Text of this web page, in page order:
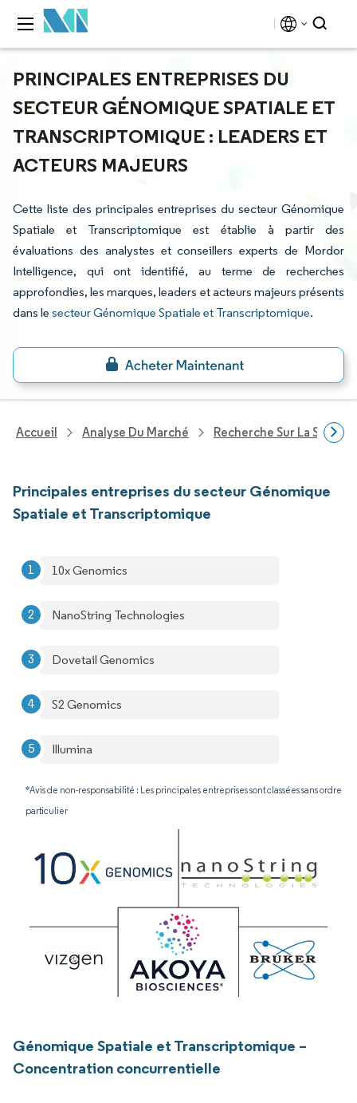
PRINCIPALES ENTREPRISES DU
SECTEUR GÉNOMIQUE SPATIALE ET
TRANSCRIPTOMIQUE : LEADERS ET
ACTEURS MAJEURS
Cette liste des principales entreprises du secteur Génomique
Spatiale et Transcriptomique est établie à partir des
évaluations des analystes et conseillers experts de Mordor
Intelligence, qui ont identifié, au terme de recherches
approfondies, les marques, leaders et acteurs majeurs présents
dans le secteur Génomique Spatiale et Transcriptomique.
Accueil Analyse Du Marché Recherche Sur La Santé
Principales entreprises du secteur Génomique
Spatiale et Transcriptomique
10x Genomics
NanoString Technologies
Dovetail Genomics
S2 Genomics
Illumina
*Avis de non-responsabilité : Les principales entreprises sont classées sans ordre
particulier
Génomique Spatiale et Transcriptomique –
Concentration concurrentielle